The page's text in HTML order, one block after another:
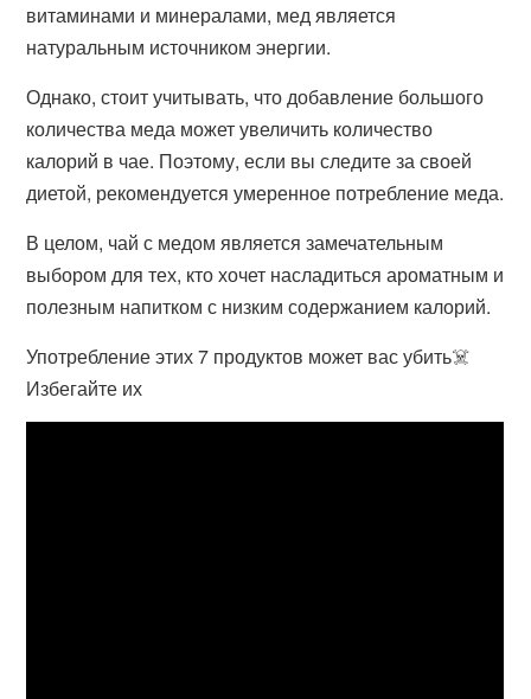
витаминами и минералами, мед является
натуральным источником энергии.
Однако, стоит учитывать, что добавление большого
количества меда может увеличить количество
калорий в чае. Поэтому, если вы следите за своей
диетой, рекомендуется умеренное потребление меда.
В целом, чай с медом является замечательным
выбором для тех, кто хочет насладиться ароматным и
полезным напитком с низким содержанием калорий.
Употребление этих 7 продуктов может вас убить☠️
Избегайте их